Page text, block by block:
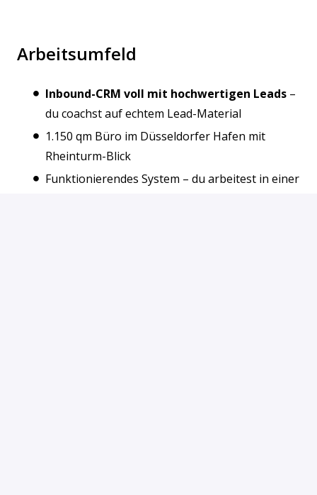
Arbeitsumfeld
Inbound-CRM voll mit hochwertigen Leads –
du coachst auf echtem Lead-Material
1.150 qm Büro im Düsseldorfer Hafen mit
Rheinturm-Blick
Funktionierendes System – du arbeitest in einer